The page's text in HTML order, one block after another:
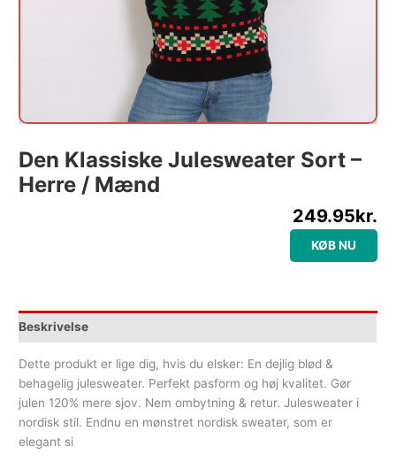
Den Klassiske Julesweater Sort –
Herre / Mænd
249.95kr.
KØB NU
Beskrivelse
Dette produkt er lige dig, hvis du elsker: En dejlig blød &
behagelig julesweater. Perfekt pasform og høj kvalitet. Gør
julen 120% mere sjov. Nem ombytning & retur. Julesweater i
nordisk stil. Endnu en mønstret nordisk sweater, som er
elegant si